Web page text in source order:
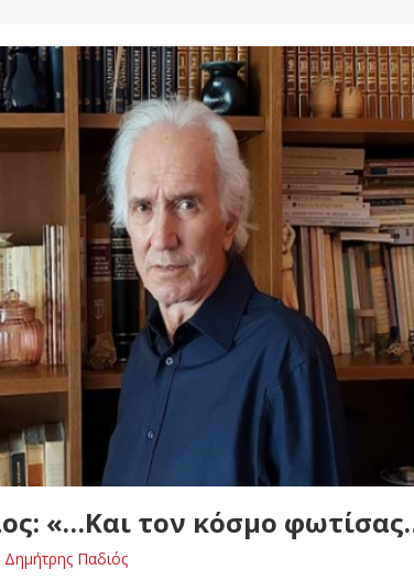
«…Και τον κόσμο
Δημήτρης Παδιός